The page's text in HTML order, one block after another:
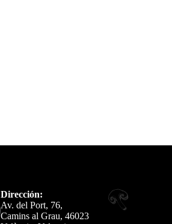
Dirección:
Av. del Port, 76,
Camins al Grau, 46023